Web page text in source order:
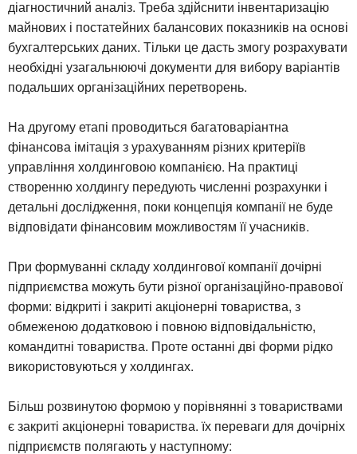
діагностичний аналіз. Треба здійснити інвентаризацію
майнових і постатейних балансових показників на основі
бухгалтерських даних. Тільки це дасть змогу розрахувати
необхідні узагальнюючі документи для вибору варіантів
подальших організаційних перетворень.
На другому етапі проводиться багатоваріантна
фінансова імітація з урахуванням різних критеріїв
управління холдинговою компанією. На практиці
створенню холдингу передують численні розрахунки і
детальні дослідження, поки концепція компанії не буде
відповідати фінансовим можливостям її учасників.
При формуванні складу холдингової компанії дочірні
підприємства можуть бути різної організаційно-правової
форми: відкриті і закриті акціонерні товариства, з
обмеженою додатковою і повною відповідальністю,
командитні товариства. Проте останні дві форми рідко
використовуються у холдингах.
Більш розвинутою формою у порівнянні з товариствами
є закриті акціонерні товариства. їх переваги для дочірніх
підприємств полягають у наступному: